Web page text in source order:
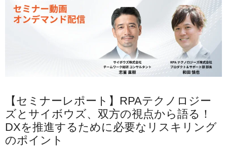
【セミナーレポート】RPAテクノロジー
ズとサイボウズ、双方の視点から語る！
DXを推進するために必要なリスキリング
のポイント